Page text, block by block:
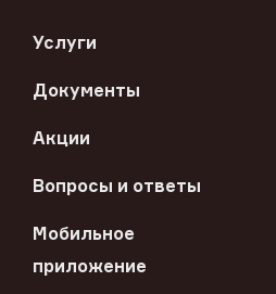
Услуги
Документы
Акции
Вопросы и ответы
Мобильное
приложение